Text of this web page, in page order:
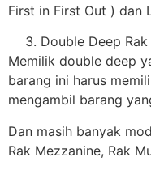
First in First Out ) dan
Double Deep Rak
Memilik double deep
barang ini harus
mengambil barang
Dan masih banyak
Rak Mezzanine, Rak